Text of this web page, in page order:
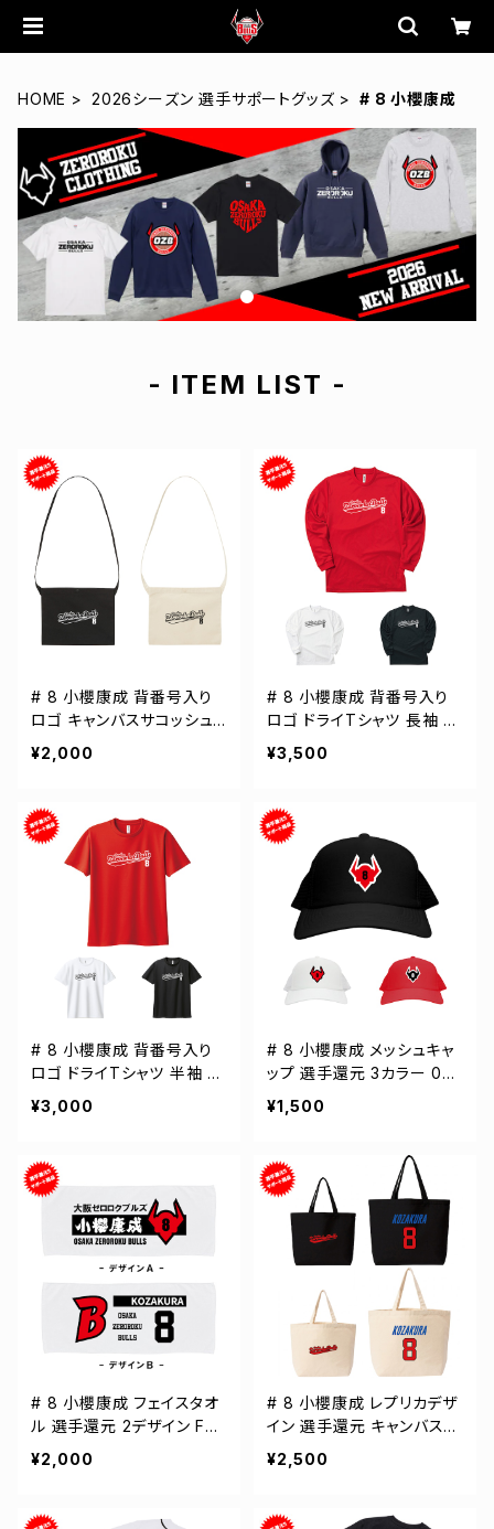
HOME 2026シーズン 選手サポートグッズ # 8 小櫻康成
- ITEM LIST -
# 8 小櫻康成 背番号入り
ロゴ キャンバスサコッシュ
選手還元 2カラー 001461
¥2,000
# 8 小櫻康成 背番号入り
ロゴ ドライTシャツ 長袖 選
手還元 3カラー S-5Lサイズ
000304
¥3,500
# 8 小櫻康成 背番号入り
ロゴ ドライTシャツ 半袖 選
手還元 3カラー S-5Lサイズ
000300
¥3,000
# 8 小櫻康成 メッシュキャ
ップ 選手還元 3カラー 00
0700
¥1,500
# 8 小櫻康成 フェイスタオ
ル 選手還元 2デザイン FT
0144
¥2,000
# 8 小櫻康成 レプリカデザ
イン 選手還元 キャンバスト
ートバッグ 2カラー MLサイ
ズ 000778
¥2,500